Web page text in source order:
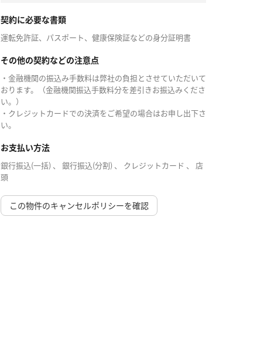
契約に必要な書類
運転免許証、パスポート、健康保険証などの身分証明書
その他の契約などの注意点
・金融機関の振込み手数料は弊社の負担とさせていただいて
おります。（金融機関振込手数料分を差引きお振込みくださ
い。）
・クレジットカードでの決済をご希望の場合はお申し出下さ
い。
お支払い方法
銀行振込(一括) 、 銀行振込(分割) 、 クレジットカード 、 店
頭
この物件のキャンセルポリシーを確認